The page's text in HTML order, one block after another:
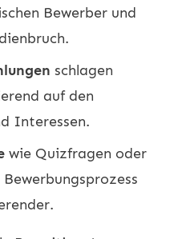
Bewerber und
schlagen
auf den
Interessen.
wie Quizfragen oder